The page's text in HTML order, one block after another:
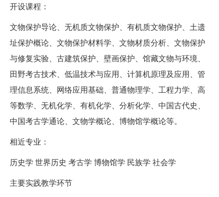
开设课程：
文物保护导论、无机质文物保护、有机质文物保护、土遗
址保护概论、文物保护材料学、文物材质分析、文物保护
与修复实验、古建筑保护、壁画保护、馆藏文物与环境、
田野考古技术、低温技术与应用、计算机原理及应用、管
理信息系统、网络应用基础、普通物理学、工程力学、高
等数学、无机化学、有机化学、分析化学、中国古代史、
中国考古学通论、文物学概论、博物馆学概论等。
相近专业：
历史学 世界历史 考古学 博物馆学 民族学 社会学
主要实践教学环节